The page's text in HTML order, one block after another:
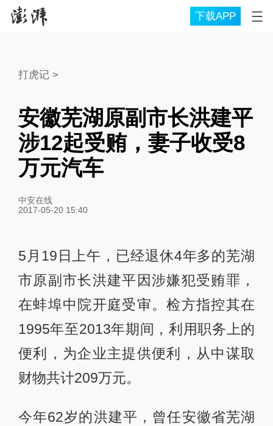
下载APP
打虎记>
安徽芜湖原副市长洪建平
涉12起受贿，妻子收受8
万元汽车
中安在线
2017-05-20 15:40
5月19日上午，已经退休4年多的芜湖
市原副市长洪建平因涉嫌犯受贿罪，
在蚌埠中院开庭受审。检方指控其在
1995年至2013年期间，利用职务上的
便利，为企业主提供便利，从中谋取
财物共计209万元。
今年62岁的洪建平，曾任安徽省芜湖